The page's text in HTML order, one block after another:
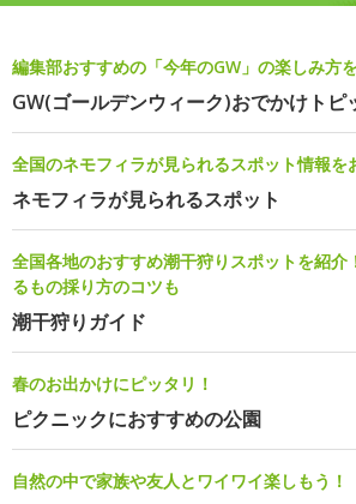
編集部おすすめの「今年のGW」の楽しみ方
GW(ゴールデンウィーク)おでかけトピ
全国のネモフィラが見られるスポット情報を
ネモフィラが見られるスポット
全国各地のおすすめ潮干狩りスポットを紹介
るもの採り方のコツも
潮干狩りガイド
春のお出かけにピッタリ！
ピクニックにおすすめの公園
自然の中で家族や友人とワイワイ楽しもう！